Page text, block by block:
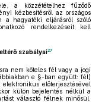
a közzétételhez fűződő
kézbesítésről az országos
a hagyatéki eljárásról szóló
rendelkezéseit kell
szabályai27
nem köteles fél vagy a jogi
e §-ban együtt: fél)
előterjesztésével
külön bejelentés nélkül a
választó félnek minősül,